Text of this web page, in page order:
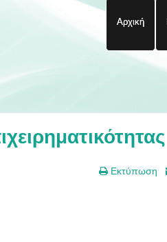
Αρχική
Εκτύπωση